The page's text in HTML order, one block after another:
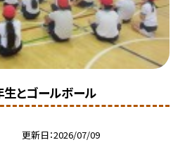
生とゴールボール
更新日 2026/07/09